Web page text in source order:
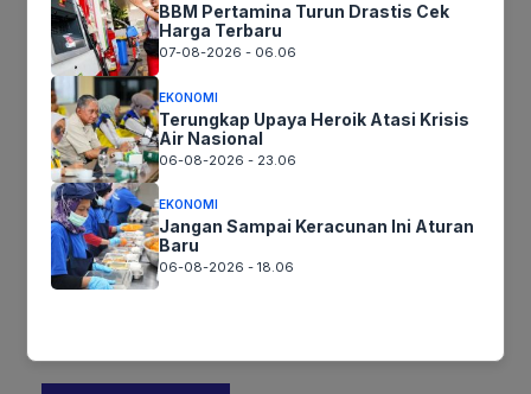
Nama
Surel
Situs
web
BBM Pertamina Turun Drastis Cek
Harga Terbaru
07-08-2026 - 06.06
EKONOMI
Terungkap Upaya Heroik Atasi Krisis
Air Nasional
06-08-2026 - 23.06
EKONOMI
Jangan Sampai Keracunan Ini Aturan
Baru
06-08-2026 - 18.06